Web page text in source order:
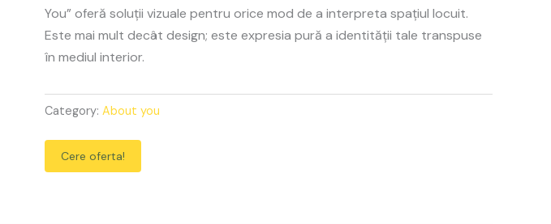
You” oferă soluții vizuale pentru orice mod de a interpreta spațiul locuit.
Este mai mult decât design; este expresia pură a identității tale transpuse
în mediul interior.
Category: About you
Cere oferta!